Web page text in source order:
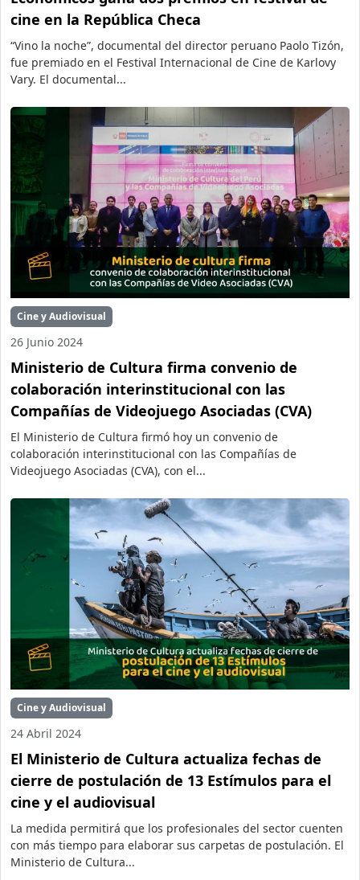
cine en la República Checa
“Vino la noche”, documental del director peruano Paolo Tizón,
fue premiado en el Festival Internacional de Cine de Karlovy
Vary. El documental...
Cine y Audiovisual
26 Junio 2024
Ministerio de Cultura firma convenio de
colaboración interinstitucional con las
Compañías de Videojuego Asociadas (CVA)
El Ministerio de Cultura firmó hoy un convenio de
colaboración interinstitucional con las Compañías de
Videojuego Asociadas (CVA), con el...
Cine y Audiovisual
24 Abril 2024
El Ministerio de Cultura actualiza fechas de
cierre de postulación de 13 Estímulos para el
cine y el audiovisual
La medida permitirá que los profesionales del sector cuenten
con más tiempo para elaborar sus carpetas de postulación. El
Ministerio de Cultura...